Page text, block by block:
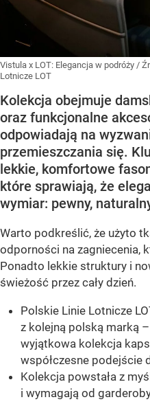
Vistula x LOT: Elegancja w podróży /
Lotnicze LOT
Kolekcja obejmuje
oraz funkcjonalne
odpowiadają na
przemieszczania się.
lekkie, komfortowe
które sprawiają, że
wymiar: pewny,
Warto podkreślić, że użyto
odporności na zagniecenia,
Ponadto lekkie struktury i
świeżość przez cały dzień.
Polskie Linie Lotnicze
z kolejną polską marką
wyjątkowa kolekcja
współczesne podejście
Kolekcja powstała z
i wymagają od